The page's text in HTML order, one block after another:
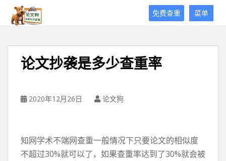
菜单
免费查重
论文抄袭是多少查重率
2020年12月26日 论文狗
知网学术不端网查重一般情况下只要论文的相似度
不超过30%就可以了，如果查重率达到了30%就会被